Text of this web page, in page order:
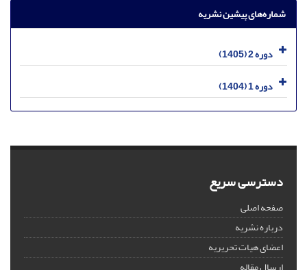
شماره‌های پیشین نشریه
دوره 2 (1405)
دوره 1 (1404)
دسترسی سریع
صفحه اصلی
درباره نشریه
اعضای هیات تحریریه